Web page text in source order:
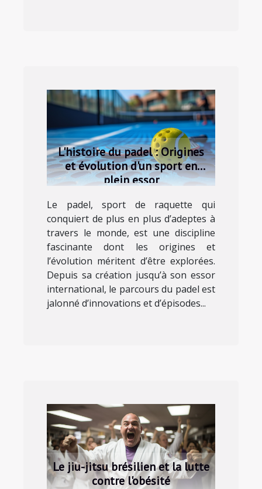
L'histoire du padel : Origines
et évolution d'un sport en
plein essor
Le padel, sport de raquette qui
conquiert de plus en plus d’adeptes à
travers le monde, est une discipline
fascinante dont les origines et
l’évolution méritent d’être explorées.
Depuis sa création jusqu’à son essor
international, le parcours du padel est
jalonné d’innovations et d’épisodes...
Le jiu-jitsu brésilien et la lutte
contre l'obésité